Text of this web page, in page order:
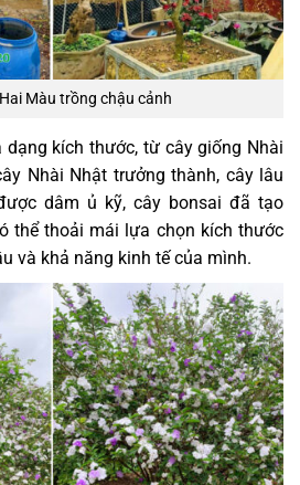
Màu trồng chậu cảnh
dạng kích thước, từ cây giống Nhài
Nhài Nhật trưởng thành, cây lâu
dâm ủ kỹ, cây bonsai đã tạo
thể thoải mái lựa chọn kích thước
và khả năng kinh tế của mình.